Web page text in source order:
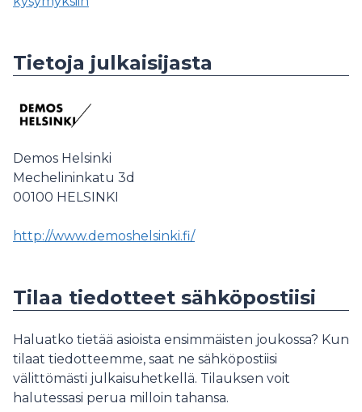
Tietoja julkaisijasta
Demos Helsinki
Mechelininkatu 3d
00100 HELSINKI
http://www.demoshelsinki.fi/
Tilaa tiedotteet sähköpostiisi
Haluatko tietää asioista ensimmäisten joukossa? Kun
tilaat tiedotteemme, saat ne sähköpostiisi
välittömästi julkaisuhetkellä. Tilauksen voit
halutessasi perua milloin tahansa.